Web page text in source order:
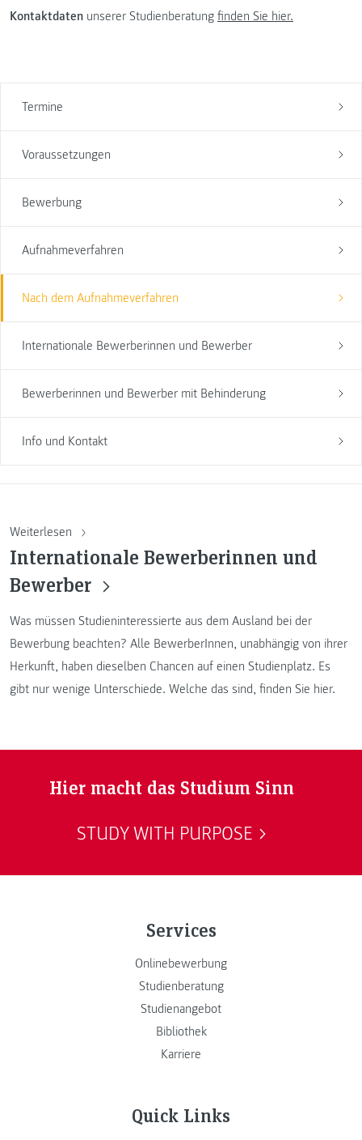
Termine
Voraussetzungen
Bewerbung
Aufnahmeverfahren
Nach dem Aufnahmeverfahren
Internationale Bewerberinnen und Bewerber
Bewerberinnen und Bewerber mit Behinderung
Info und Kontakt
Kontaktdaten unserer Studienberatung finden Sie hier.
Weiterlesen
Internationale Bewerberinnen und
Bewerber
Was müssen Studieninteressierte aus dem Ausland bei der
Bewerbung beachten? Alle BewerberInnen, unabhängig von ihrer
Herkunft, haben dieselben Chancen auf einen Studienplatz. Es
gibt nur wenige Unterschiede. Welche das sind, finden Sie hier.
Hier macht das Studium Sinn
STUDY WITH PURPOSE
Services
Onlinebewerbung
Studienberatung
Studienangebot
Bibliothek
Karriere
Quick Links